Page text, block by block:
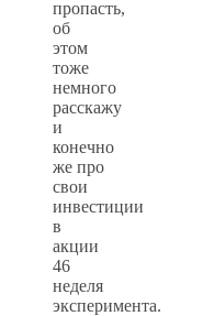
пропасть,
об
этом
тоже
немного
расскажу
и
конечно
же про
свои
инвестиции
в
акции
46
неделя
эксперимента.